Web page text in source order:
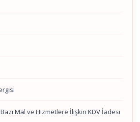
Mal ve Hizmetlere İlişkin KDV İadesi